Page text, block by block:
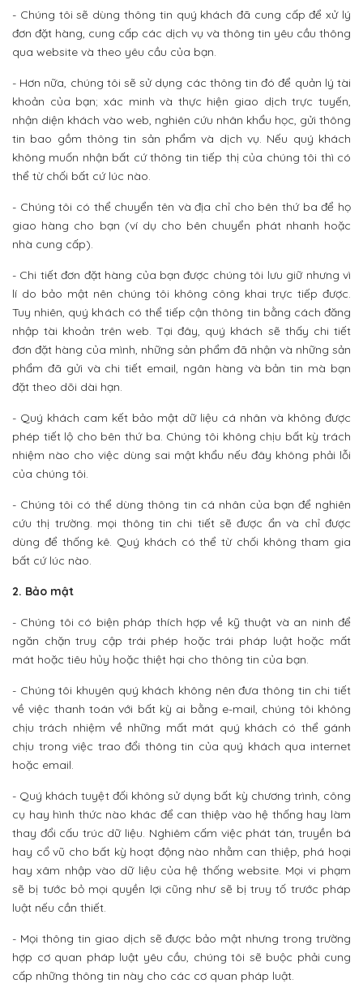
- Chúng tôi sẽ dùng thông tin quý khách đã cung cấp để xử lý
đơn đặt hàng, cung cấp các dịch vụ và thông tin yêu cầu thông
qua website và theo yêu cầu của bạn.
- Hơn nữa, chúng tôi sẽ sử dụng các thông tin đó để quản lý tài
khoản của bạn; xác minh và thực hiện giao dịch trực tuyến,
nhận diện khách vào web, nghiên cứu nhân khẩu học, gửi thông
tin bao gồm thông tin sản phẩm và dịch vụ. Nếu quý khách
không muốn nhận bất cứ thông tin tiếp thị của chúng tôi thì có
thể từ chối bất cứ lúc nào.
- Chúng tôi có thể chuyển tên và địa chỉ cho bên thứ ba để họ
giao hàng cho bạn (ví dụ cho bên chuyển phát nhanh hoặc
nhà cung cấp).
- Chi tiết đơn đặt hàng của bạn được chúng tôi lưu giữ nhưng vì
lí do bảo mật nên chúng tôi không công khai trực tiếp được.
Tuy nhiên, quý khách có thể tiếp cận thông tin bằng cách đăng
nhập tài khoản trên web. Tại đây, quý khách sẽ thấy chi tiết
đơn đặt hàng của mình, những sản phẩm đã nhận và những sản
phẩm đã gửi và chi tiết email, ngân hàng và bản tin mà bạn
đặt theo dõi dài hạn.
- Quý khách cam kết bảo mật dữ liệu cá nhân và không được
phép tiết lộ cho bên thứ ba. Chúng tôi không chịu bất kỳ trách
nhiệm nào cho việc dùng sai mật khẩu nếu đây không phải lỗi
của chúng tôi.
- Chúng tôi có thể dùng thông tin cá nhân của bạn để nghiên
cứu thị trường. mọi thông tin chi tiết sẽ được ẩn và chỉ được
dùng để thống kê. Quý khách có thể từ chối không tham gia
bất cứ lúc nào.
2. Bảo mật
- Chúng tôi có biện pháp thích hợp về kỹ thuật và an ninh để
ngăn chặn truy cập trái phép hoặc trái pháp luật hoặc mất
mát hoặc tiêu hủy hoặc thiệt hại cho thông tin của bạn.
- Chúng tôi khuyên quý khách không nên đưa thông tin chi tiết
về việc thanh toán với bất kỳ ai bằng e-mail, chúng tôi không
chịu trách nhiệm về những mất mát quý khách có thể gánh
chịu trong việc trao đổi thông tin của quý khách qua internet
hoặc email.
- Quý khách tuyệt đối không sử dụng bất kỳ chương trình, công
cụ hay hình thức nào khác để can thiệp vào hệ thống hay làm
thay đổi cấu trúc dữ liệu. Nghiêm cấm việc phát tán, truyền bá
hay cổ vũ cho bất kỳ hoạt động nào nhằm can thiệp, phá hoại
hay xâm nhập vào dữ liệu của hệ thống website. Mọi vi phạm
sẽ bị tước bỏ mọi quyền lợi cũng như sẽ bị truy tố trước pháp
luật nếu cần thiết.
- Mọi thông tin giao dịch sẽ được bảo mật nhưng trong trường
hợp cơ quan pháp luật yêu cầu, chúng tôi sẽ buộc phải cung
cấp những thông tin này cho các cơ quan pháp luật.